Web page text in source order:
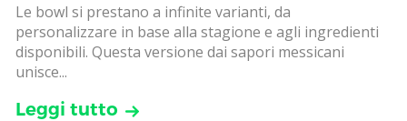
Le bowl si prestano a infinite varianti, da
personalizzare in base alla stagione e agli ingredienti
disponibili. Questa versione dai sapori messicani
unisce...
Leggi tutto